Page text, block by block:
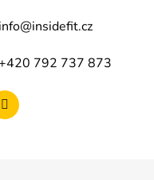
info@insidefit.cz
792 737 873